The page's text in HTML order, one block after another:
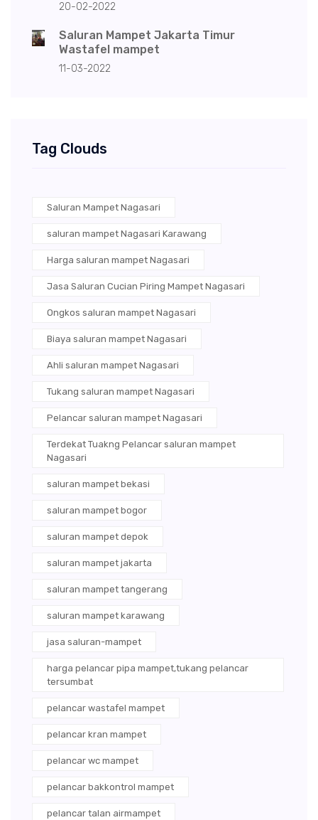
20-02-2022
Saluran Mampet Jakarta Timur
Wastafel mampet
11-03-2022
Tag Clouds
Saluran Mampet Nagasari
saluran mampet Nagasari Karawang
Harga saluran mampet Nagasari
Jasa Saluran Cucian Piring Mampet Nagasari
Ongkos saluran mampet Nagasari
Biaya saluran mampet Nagasari
Ahli saluran mampet Nagasari
Tukang saluran mampet Nagasari
Pelancar saluran mampet Nagasari
Terdekat Tuakng Pelancar saluran mampet
Nagasari
saluran mampet bekasi
saluran mampet bogor
saluran mampet depok
saluran mampet jakarta
saluran mampet tangerang
saluran mampet karawang
jasa saluran-mampet
harga pelancar pipa mampet,tukang pelancar
tersumbat
pelancar wastafel mampet
pelancar kran mampet
pelancar wc mampet
pelancar bakkontrol mampet
pelancar talan airmampet